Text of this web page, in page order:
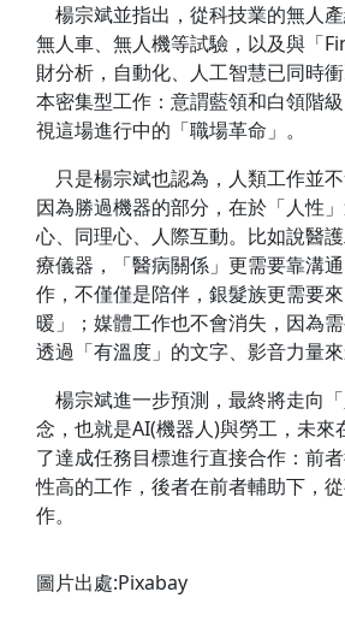
楊宗斌並指出，從科技業的無人產
無人車、無人機等試驗，以及與「
財分析，自動化、人工智慧已同時
本密集型工作：意謂藍領和白領階
視這場進行中的「職場革命」。
只是楊宗斌也認為，人類工作並不
因為勝過機器的部分，在於「人性
心、同理心、人際互動。比如說醫
療儀器，「醫病關係」更需要靠溝
作，不僅僅是陪伴，銀髮族更需要
暖」；媒體工作也不會消失，因為
透過「有溫度」的文字、影音力量來
楊宗斌進一步預測，最終將走向
念，也就是AI(機器人)與勞工，未來
了達成任務目標進行直接合作：前
性高的工作，後者在前者輔助下，
作。
圖片出處:Pixabay